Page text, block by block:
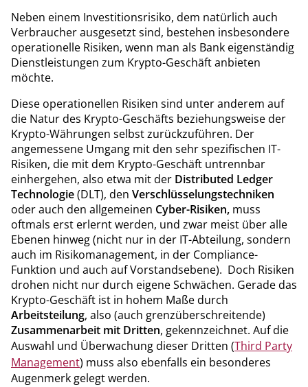
Neben einem Investitionsrisiko, dem natürlich auch
Verbraucher ausgesetzt sind, bestehen insbesondere
operationelle Risiken, wenn man als Bank eigenständig
Dienstleistungen zum Krypto-Geschäft anbieten
möchte.
Diese operationellen Risiken sind unter anderem auf
die Natur des Krypto-Geschäfts beziehungsweise der
Krypto-Währungen selbst zurückzuführen. Der
angemessene Umgang mit den sehr spezifischen IT-
Risiken, die mit dem Krypto-Geschäft untrennbar
einhergehen, also etwa mit der Distributed Ledger
Technologie(DLT), den Verschlüsselungstechniken
oder auch den allgemeinen Cyber-Risiken, muss
oftmals erst erlernt werden, und zwar meist über alle
Ebenen hinweg (nicht nur in der IT-Abteilung, sondern
auch im Risikomanagement, in der Compliance-
Funktion und auch auf Vorstandsebene). Doch Risiken
drohen nicht nur durch eigene Schwächen. Gerade das
Krypto-Geschäft ist in hohem Maße durch
Arbeitsteilung, also (auch grenzüberschreitende)
Zusammenarbeit mit Dritten, gekennzeichnet. Auf die
Auswahl und Überwachung dieser Dritten (Third Party
Management) muss also ebenfalls ein besonderes
Augenmerk gelegt werden.